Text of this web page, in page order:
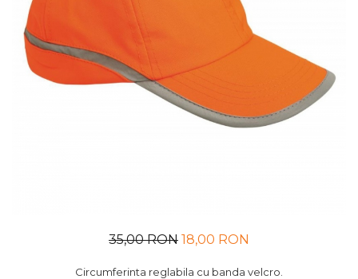
UNICA FOLOSINTA
VESTE
35,00 RON 18,00 RON
Circumferinta reglabila cu banda velcro.